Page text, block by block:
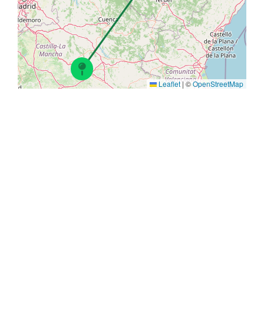
Leaflet |©OpenStreetMap